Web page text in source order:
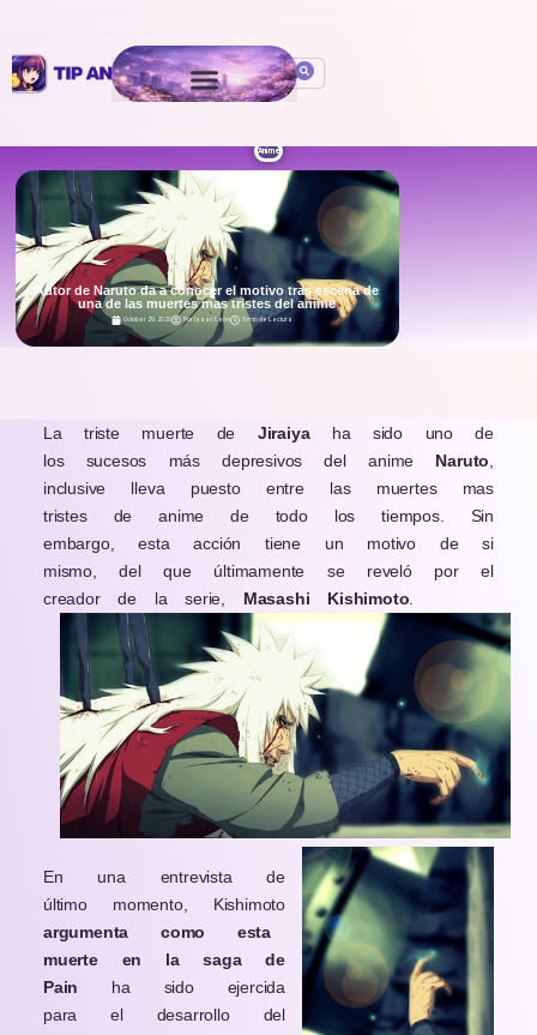
Anime
Autor de Naruto da a conocer el motivo tras escena de
una de las muertes mas tristes del anime
October 29, 2020 Por Isaac León 5 min de Lectura .
La triste muerte de Jiraiya ha sido uno de
los sucesos más depresivos del anime Naruto
inclusive lleva puesto entre las muertes mas
tristes de anime de todo los tiempos. Sin
embargo, esta acción tiene un motivo de si
mismo, del que últimamente se reveló por el
creador de la serie, Masashi Kishimoto
En una entrevista de
último momento, Kishimoto
argumenta como esta
muerte en la saga de
Pain ha sido ejercida
para el desarrollo del